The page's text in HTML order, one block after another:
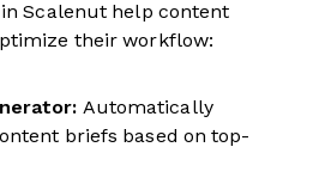
Scalenut help content
their workflow:
Automatically
briefs based on top-